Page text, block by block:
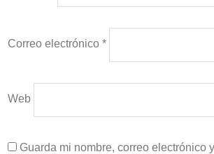
Correo electrónico*
Web
Guarda mi nombre, correo electrónico